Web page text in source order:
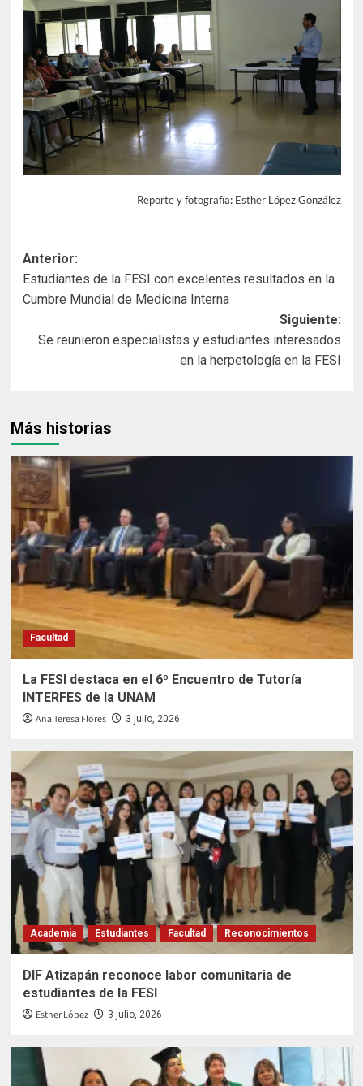
Reporte y fotografía: Esther López González
Navegación
de
Anterior:
Estudiantes de la FESI con excelentes resultados en la
Cumbre Mundial de Medicina Interna
Siguiente:
Se reunieron especialistas y estudiantes interesados
en la herpetología en la FESI
Más historias
Facultad
La FESI destaca en el 6º Encuentro de Tutoría
INTERFES de la UNAM
Ana Teresa Flores 3 julio, 2026
Academia Estudiantes Facultad Reconocimientos
DIF Atizapán reconoce labor comunitaria de
estudiantes de la FESI
Esther López 3 julio, 2026